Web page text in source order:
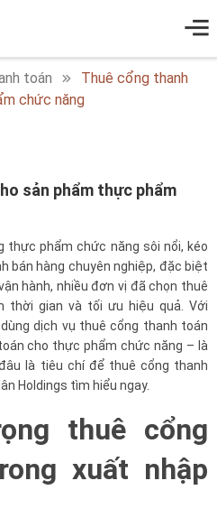
toán
Thuê cổng thanh
chức năng
sản phẩm thực phẩm
thực phẩm chức năng sôi nổi, kéo
bán hàng chuyên nghiệp, đặc biệt
hành, nhiều đơn vị đã chọn thuê
thời gian và tối ưu hiệu quả. Với
dịch vụ thuê cổng thanh toán
cho thực phẩm chức năng – là
là tiêu chí để thuê cổng thanh
Holdings tìm hiểu ngay.
thuê cổng
xuất nhập